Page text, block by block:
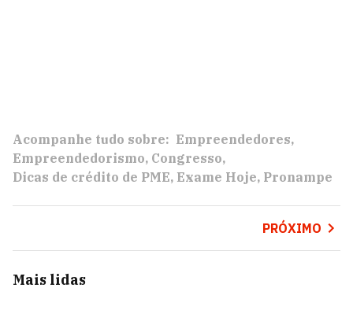
Acompanhe tudo sobre: Empreendedores
Empreendedorismo Congresso
Dicas de crédito de PME Exame Hoje Pronampe
PRÓXIMO
Mais lidas